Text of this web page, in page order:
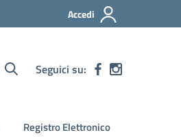
Accedi
Seguici su:
Registro Elettronico